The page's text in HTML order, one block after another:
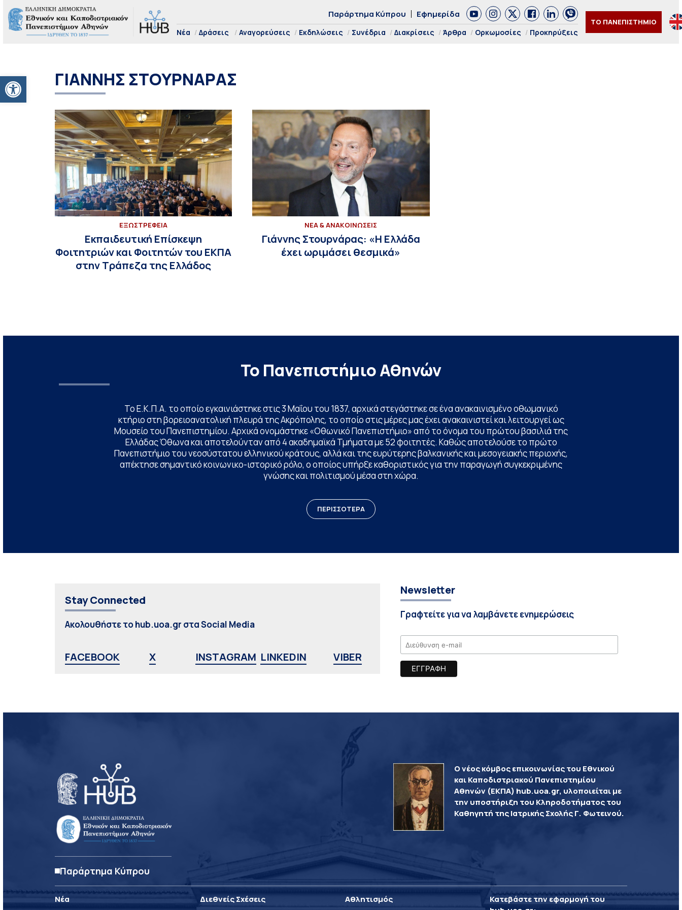
Ανοίξτε τη γραμμή εργαλείων
Παράρτημα Κύπρου Εφημερίδα
Νέα Δράσεις Αναγορεύσεις Εκδηλώσεις Συνέδρια Διακρίσεις Άρθρα Ορκωμοσίες Προκηρύξεις
ΤΟ ΠΑΝΕΠΙΣΤΗΜΙΟ
ΓΙΑΝΝΗΣ ΣΤΟΥΡΝΑΡΑΣ
EΞΩΣΤΡΕΦΕΙΑ
Εκπαιδευτική Επίσκεψη
Φοιτητριών και Φοιτητών του ΕΚΠΑ
στην Τράπεζα της Ελλάδος
ΝΕΑ & ΑΝΑΚΟΙΝΩΣΕΙΣ
Γιάννης Στουρνάρας: «Η Ελλάδα
έχει ωριμάσει θεσμικά»
Το Πανεπιστήμιο Αθηνών
Το Ε.Κ.Π.Α. το οποίο εγκαινιάστηκε στις 3 Μαΐου του 1837, αρχικά στεγάστηκε σε ένα ανακαινισμένο οθωμανικό
κτήριο στη βορειοανατολική πλευρά της Ακρόπολης, το οποίο στις μέρες μας έχει ανακαινιστεί και λειτουργεί ως
Μουσείο του Πανεπιστημίου. Αρχικά ονομάστηκε «Οθωνικό Πανεπιστήμιο» από το όνομα του πρώτου βασιλιά της
Ελλάδας Όθωνα και αποτελούνταν από 4 ακαδημαϊκά Τμήματα με 52 φοιτητές. Καθώς αποτελούσε το πρώτο
Πανεπιστήμιο του νεοσύστατου ελληνικού κράτους, αλλά και της ευρύτερης βαλκανικής και μεσογειακής περιοχής,
απέκτησε σημαντικό κοινωνικο-ιστορικό ρόλο, ο οποίος υπήρξε καθοριστικός για την παραγωγή συγκεκριμένης
γνώσης και πολιτισμού μέσα στη χώρα.
ΠΕΡΙΣΣΟΤΕΡΑ
Stay Connected
Ακολουθήστε το hub.uoa.gr στα Social Media
FACEBOOK X INSTAGRAM LINKEDIN VIBER
Newsletter
Γραφτείτε για να λαμβάνετε ενημερώσεις
Παράρτημα Κύπρου
Ο νέος κόμβος επικοινωνίας του Εθνικού
και Καποδιστριακού Πανεπιστημίου
Αθηνών (ΕΚΠΑ) hub.uoa.gr, υλοποιείται με
την υποστήριξη του Κληροδοτήματος του
Καθηγητή της Ιατρικής Σχολής Γ. Φωτεινού.
Νέα Διεθνείς Σχέσεις Αθλητισμός
Κατεβάστε την εφαρμογή του